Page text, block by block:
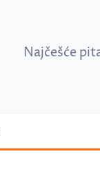
Najčešće